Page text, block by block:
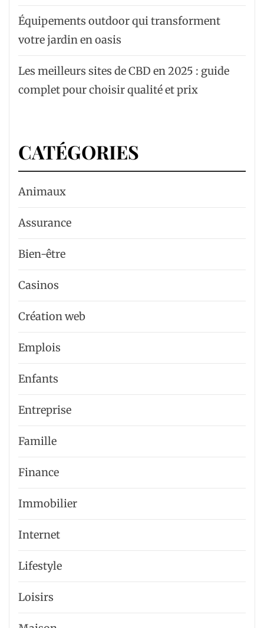
Équipements outdoor qui transforment
votre jardin en oasis
Les meilleurs sites de CBD en 2025 : guide
complet pour choisir qualité et prix
CATÉGORIES
Animaux
Assurance
Bien-être
Casinos
Création web
Emplois
Enfants
Entreprise
Famille
Finance
Immobilier
Internet
Lifestyle
Loisirs